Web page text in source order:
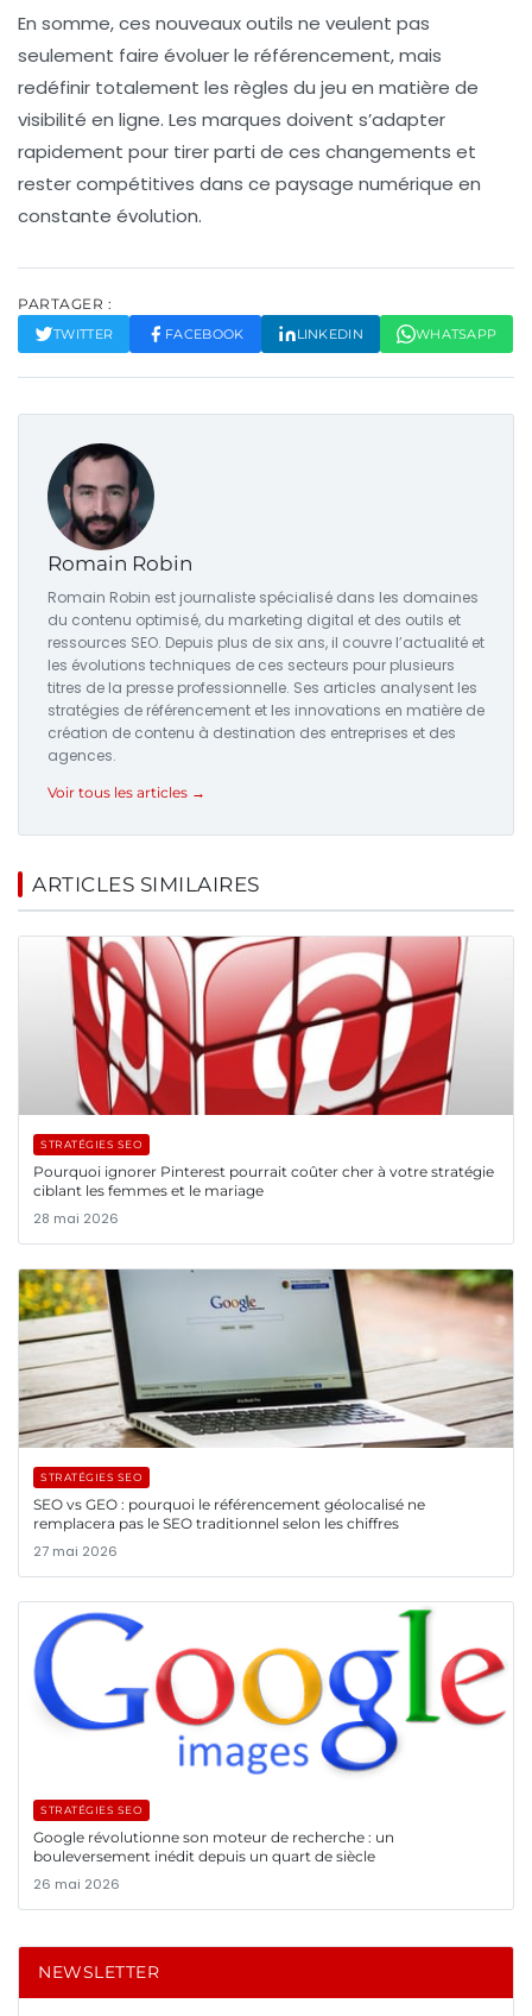
En somme, ces nouveaux outils ne veulent pas
seulement faire évoluer le référencement, mais
redéfinir totalement les règles du jeu en matière de
visibilité en ligne. Les marques doivent s’adapter
rapidement pour tirer parti de ces changements et
rester compétitives dans ce paysage numérique en
constante évolution.
PARTAGER :
TWITTER FACEBOOK LINKEDIN WHATSAPP
Romain Robin
Romain Robin est journaliste spécialisé dans les domaines
du contenu optimisé, du marketing digital et des outils et
ressources SEO. Depuis plus de six ans, il couvre l’actualité et
les évolutions techniques de ces secteurs pour plusieurs
titres de la presse professionnelle. Ses articles analysent les
stratégies de référencement et les innovations en matière de
création de contenu à destination des entreprises et des
agences.
Voir tous les articles →
ARTICLES SIMILAIRES
STRATÉGIES SEO
Pourquoi ignorer Pinterest pourrait coûter cher à votre stratégie
ciblant les femmes et le mariage
28 mai 2026
STRATÉGIES SEO
SEO vs GEO : pourquoi le référencement géolocalisé ne
remplacera pas le SEO traditionnel selon les chiffres
27 mai 2026
STRATÉGIES SEO
Google révolutionne son moteur de recherche : un
bouleversement inédit depuis un quart de siècle
26 mai 2026
NEWSLETTER